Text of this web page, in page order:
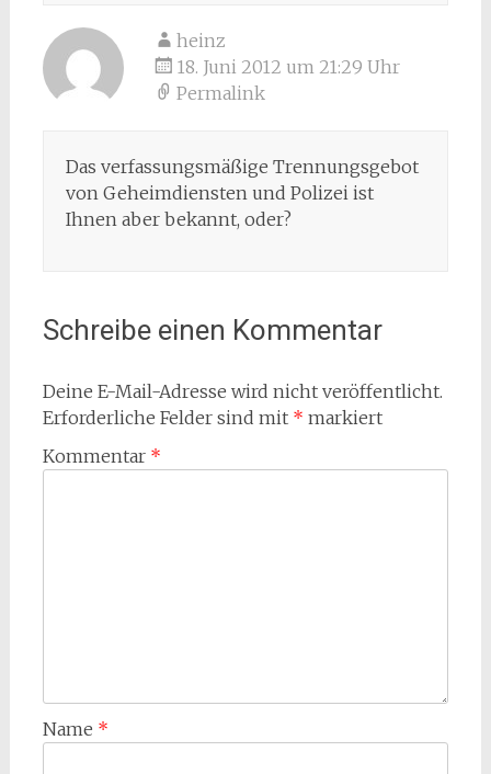
heinz
18. Juni 2012 um 21:29 Uhr
Permalink
Das verfassungsmäßige Trennungsgebot
von Geheimdiensten und Polizei ist
Ihnen aber bekannt, oder?
Schreibe einen Kommentar
Deine E-Mail-Adresse wird nicht veröffentlicht.
Erforderliche Felder sind mit * markiert
Kommentar *
Name *